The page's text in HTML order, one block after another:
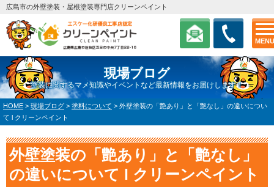
MENU
広島市の外壁塗装・屋根塗装専門店クリーンペイント
現場ブログ
塗装に関するマメ知識やイベントなど最新情報をお届けします！
HOME > 現場ブログ > 塗料について > 外壁塗装の「艶あり」と「艶なし」の違いについ
て l クリーンペイント
外壁塗装の「艶あり」と「艶なし」
の違いについて l クリーンペイント